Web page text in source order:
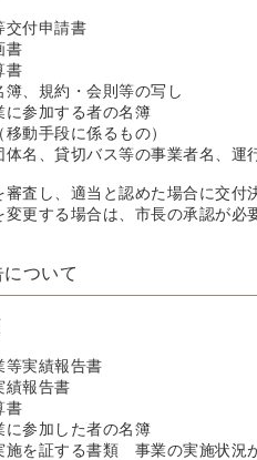
交付申請書
書
書
簿、規約・会則等の写し
に参加する者の名簿
移動手段に係るもの）
名、貸切バス等の事業者名、運
審査し、適当と認めた場合に交付
更する場合は、市長の承認が必
ついて
等実績報告書
績報告書
書
に参加した者の名簿
施を証する書類 事業の実施状況